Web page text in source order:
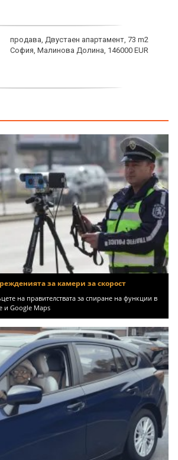
продава, Двустаен апартамент, 73 m2
София, Малинова Долина, 146000 EUR
за камери за скорост
на правителствата за спиране на функции в
и Google Maps